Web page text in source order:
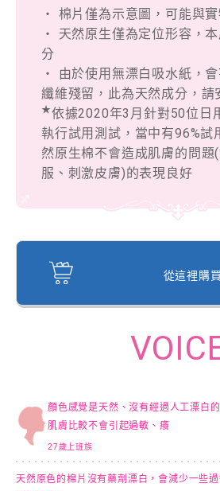
‧ 棉片僅為示意圖，可能與
‧ 天然原生僅為定位形容，
分
‧ 由於使用無漂白吸水紙，
纖維殘留，此為天然成分，請
★依據2020年3月針對50位日
執行試用測試，當中有96%試
然原生棉不會造成肌膚的問題
服、刺激皮膚)的表現良好
從這裡購
顏色感覺是天然、沒有經過人工漂白
肌膚比較不會引起過敏、癢
27歲上班族
天然原色的棉片沒有藥劑漂白，會減少一些